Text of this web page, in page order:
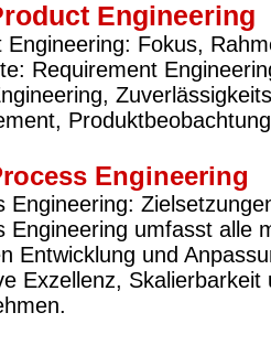
Engineering
Engineering: Fokus,
Requirement
Engineering
Engineering:
Engineering umfasst alle
Entwicklung und
Exzellenz,